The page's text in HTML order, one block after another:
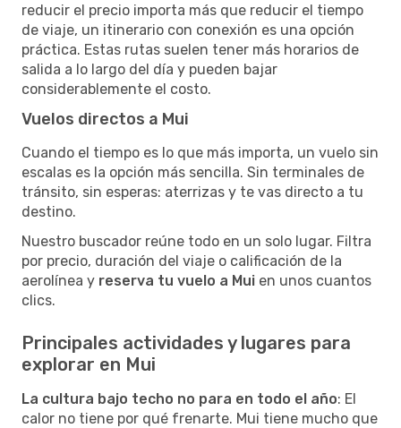
reducir el precio importa más que reducir el tiempo
de viaje, un itinerario con conexión es una opción
práctica. Estas rutas suelen tener más horarios de
salida a lo largo del día y pueden bajar
considerablemente el costo.
Vuelos directos a Mui
Cuando el tiempo es lo que más importa, un vuelo sin
escalas es la opción más sencilla. Sin terminales de
tránsito, sin esperas: aterrizas y te vas directo a tu
destino.
Nuestro buscador reúne todo en un solo lugar. Filtra
por precio, duración del viaje o calificación de la
aerolínea y reserva tu vuelo a Mui en unos cuantos
clics.
Principales actividades y lugares para
explorar en Mui
La cultura bajo techo no para en todo el año: El
calor no tiene por qué frenarte. Mui tiene mucho que